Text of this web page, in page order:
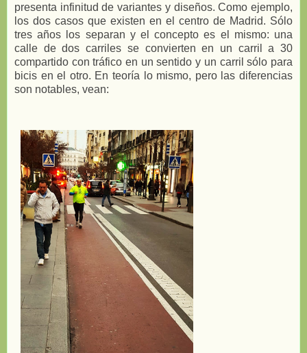
presenta infinitud de variantes y diseños. Como ejemplo,
los dos casos que existen en el centro de Madrid. Sólo
tres años los separan y el concepto es el mismo: una
calle de dos carriles se convierten en un carril a 30
compartido con tráfico en un sentido y un carril sólo para
bicis en el otro. En teoría lo mismo, pero las diferencias
son notables, vean: